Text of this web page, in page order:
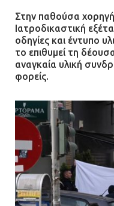
Στην παθούσα
Ιατροδικαστική
οδηγίες και έντυπο
το επιθυμεί τη
αναγκαία υλική
φορείς.